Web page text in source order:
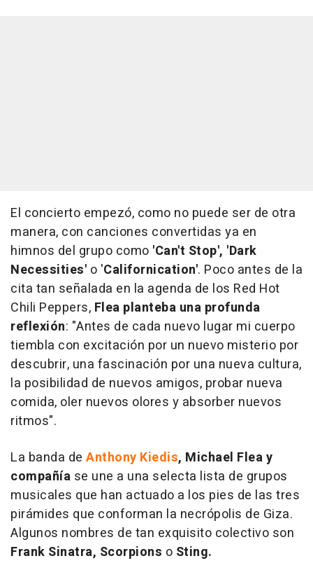
El concierto empezó, como no puede ser de otra
manera, con canciones convertidas ya en
himnos del grupo como 'Can't Stop', 'Dark
Necessities' o 'Californication'. Poco antes de la
cita tan señalada en la agenda de los Red Hot
Chili Peppers, Flea planteba una profunda
reflexión: "Antes de cada nuevo lugar mi cuerpo
tiembla con excitación por un nuevo misterio por
descubrir, una fascinación por una nueva cultura,
la posibilidad de nuevos amigos, probar nueva
comida, oler nuevos olores y absorber nuevos
ritmos".
La banda de Anthony Kiedis, Michael Flea y
compañía se une a una selecta lista de grupos
musicales que han actuado a los pies de las tres
pirámides que conforman la necrópolis de Giza.
Algunos nombres de tan exquisito colectivo son
Frank Sinatra, Scorpions o Sting.